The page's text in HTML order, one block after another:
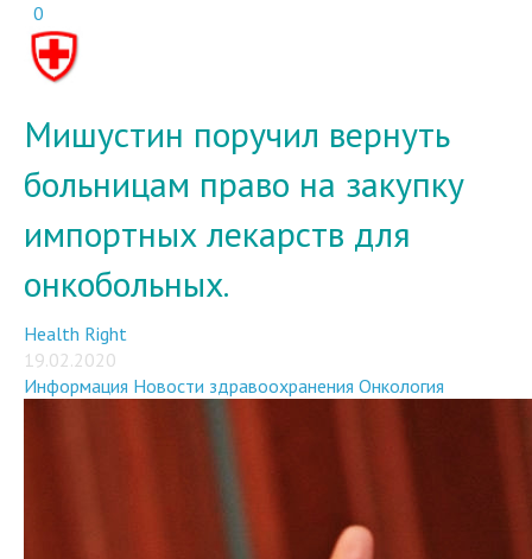
больницам право на закупку
импортных лекарств для
онкобольных.
19.02.2020
Информация